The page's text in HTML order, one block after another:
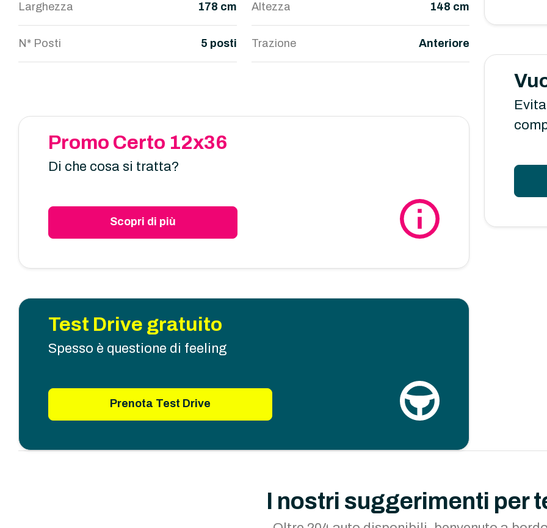
Larghezza 178 cm Altezza 148 cm
N* Posti 5 posti Trazione Anteriore
Promo Certo 12x36
Di che cosa si tratta?
Scopri di più
Test Drive gratuito
Spesso è questione di feeling
Prenota Test Drive
I nostri suggerimenti per